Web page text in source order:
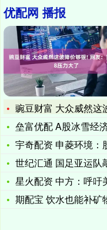
优配网 播报
豌豆财富 大众威然这波降价够狠! 网友：别克GL8压力
垒富优配 A股冰雪经
宇奇配资 申菱环境：
世纪汇通 国足亚运队敲
星火配资 中方：呼吁美
期配宝 饮水也能补矿